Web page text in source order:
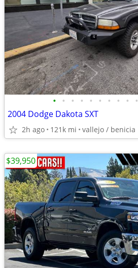
• • • • • • • • • •
2004 Dodge Dakota SXT
2h ago 121k mi vallejo / benicia
$39,950